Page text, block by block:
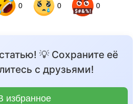
0 0 0
💡 Сохраните её
с друзьями!
избранное